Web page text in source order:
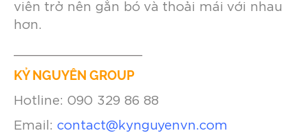
viên trở nên gắn bó và thoải mái với nhau
hơn.
KỶ NGUYÊN GROUP
Hotline: 090 329 86 88
Email: contact@kynguyenvn.com